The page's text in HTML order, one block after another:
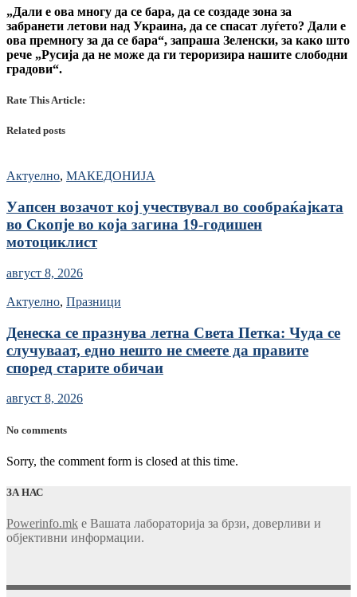
„Дали е ова многу да се бара, да се создаде зона за
забранети летови над Украина, да се спасат луѓето? Дали е
ова премногу за да се бара“, запраша Зеленски, за како што
рече „Русија да не може да ги тероризира нашите слободни
градови“.
Rate This Article:
Related posts
Актуелно, МАКЕДОНИЈА
Уапсен возачот кој учествувал во сообраќајката
во Скопје во која загина 19-годишен
мотоциклист
август 8, 2026
Актуелно, Празници
Денеска се празнува летна Света Петка: Чуда се
случуваат, едно нешто не смеете да правите
според старите обичаи
август 8, 2026
No comments
Sorry, the comment form is closed at this time.
ЗА НАС
Powerinfo.mk e Вашата лабораторија за брзи, доверливи и
објективни информации.